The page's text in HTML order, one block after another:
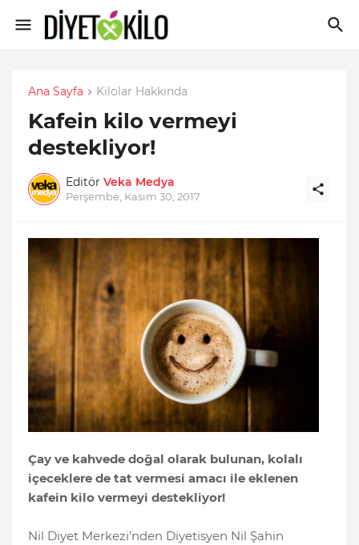
Ana Sayfa Kilolar Hakkında
Kafein kilo vermeyi
destekliyor!
Editör Veka Medya
Perşembe, Kasım 30, 2017
Çay ve kahvede doğal olarak bulunan, kolalı
içeceklere de tat vermesi amacı ile eklenen
kafein kilo vermeyi destekliyor!
Nil Diyet Merkezi'nden Diyetisyen Nil Şahin